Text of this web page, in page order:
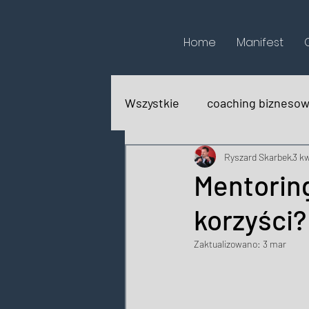
Home Manifest
Wszystkie coaching
biografie recenzje
korzyści?
Ryszard Skarbek3
Zaktualizowano: 3 mar